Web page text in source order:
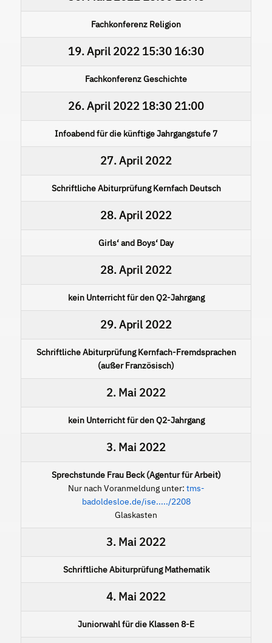
Fachkonferenz Religion
19. April 2022 15:30 16:30
Fachkonferenz Geschichte
26. April 2022 18:30 21:00
Infoabend für die künftige Jahrgangstufe 7
27. April 2022
Schriftliche Abiturprüfung Kernfach Deutsch
28. April 2022
Girls‘ and Boys‘ Day
28. April 2022
kein Unterricht für den Q2-Jahrgang
29. April 2022
Schriftliche Abiturprüfung Kernfach-Fremdsprachen
(außer Französisch)
2. Mai 2022
kein Unterricht für den Q2-Jahrgang
3. Mai 2022
Sprechstunde Frau Beck (Agentur für Arbeit)
Nur nach Voranmeldung unter: tms-
badoldesloe.de/ise...../2208
Glaskasten
3. Mai 2022
Schriftliche Abiturprüfung Mathematik
4. Mai 2022
Juniorwahl für die Klassen 8-E